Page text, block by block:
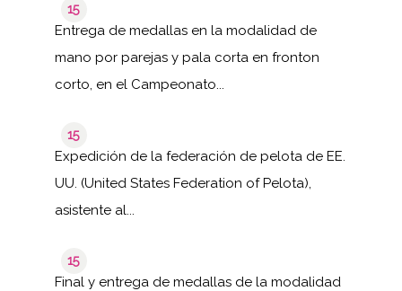
15
Entrega de medallas en la modalidad de
mano por parejas y pala corta en fronton
corto, en el Campeonato...
15
Expedición de la federación de pelota de EE.
UU. (United States Federation of Pelota),
asistente al...
15
Final y entrega de medallas de la modalidad